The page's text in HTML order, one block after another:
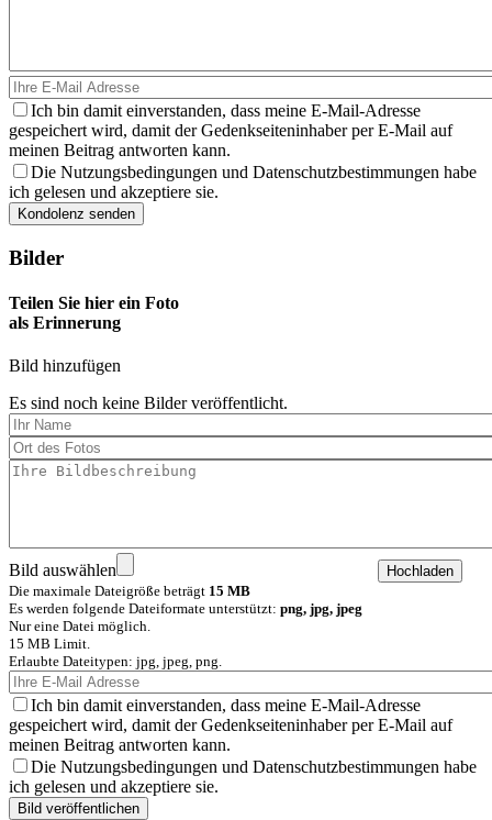
Ich bin damit einverstanden, dass meine E-Mail-Adresse
gespeichert wird, damit der Gedenkseiteninhaber per E-Mail auf
meinen Beitrag antworten kann.
Die Nutzungsbedingungen und Datenschutzbestimmungen habe
ich gelesen und akzeptiere sie.
Bilder
Teilen Sie hier ein Foto
als Erinnerung
Bild hinzufügen
Es sind noch keine Bilder veröffentlicht.
Bild auswählen
Die maximale Dateigröße beträgt 15 MB
Es werden folgende Dateiformate unterstützt: png, jpg, jpeg
Nur eine Datei möglich.
15 MB Limit.
Erlaubte Dateitypen: jpg, jpeg, png.
Ich bin damit einverstanden, dass meine E-Mail-Adresse
gespeichert wird, damit der Gedenkseiteninhaber per E-Mail auf
meinen Beitrag antworten kann.
Die Nutzungsbedingungen und Datenschutzbestimmungen habe
ich gelesen und akzeptiere sie.